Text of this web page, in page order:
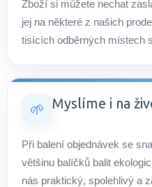
Zboží si můžete nechat
jej na některé z našich
tisících odběrných místech
🌱 Myslíme i na
Při balení objednávek se
většinu balíčků balit
nás praktický, spolehlivý a